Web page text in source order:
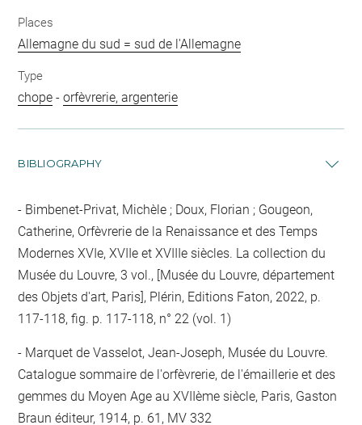
Places
Allemagne du sud = sud de l'Allemagne
Type
chope -orfèvrerie, argenterie
BIBLIOGRAPHY
Bimbenet-Privat, Michèle ; Doux, Florian ; Gougeon,
Catherine, Orfèvrerie de la Renaissance et des Temps
Modernes XVIe, XVIIe et XVIIIe siècles. La collection du
Musée du Louvre, 3 vol., [Musée du Louvre, département
des Objets d'art, Paris], Plérin, Editions Faton, 2022, p.
117-118, fig. p. 117-118, n° 22 (vol. 1)
Marquet de Vasselot, Jean-Joseph, Musée du Louvre.
Catalogue sommaire de l'orfèvrerie, de l'émaillerie et des
gemmes du Moyen Age au XVIIème siècle, Paris, Gaston
Braun éditeur, 1914, p. 61, MV 332